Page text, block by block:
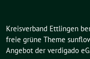
Kreisverband Ettlingen
freie grüne Theme
Angebot der verdigado eG